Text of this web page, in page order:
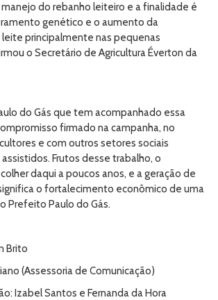
do rebanho leiteiro e a finalidade é
genético e o aumento da
principalmente nas pequenas
o Secretário de Agricultura Éverton da
do Gás que tem acompanhado essa
firmado na campanha, no
e com outros setores sociais
Frutos desse trabalho, o
daqui a poucos anos, e a geração de
o fortalecimento econômico de uma
Prefeito Paulo do Gás.
Brito
(Assessoria de Comunicação)
Izabel Santos e Fernanda da Hora